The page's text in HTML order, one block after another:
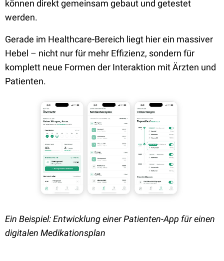
können direkt gemeinsam gebaut und getestet
werden.
Gerade im Healthcare-Bereich liegt hier ein massiver
Hebel – nicht nur für mehr Effizienz, sondern für
komplett neue Formen der Interaktion mit Ärzten und
Patienten.
Ein Beispiel: Entwicklung einer Patienten-App für einen
digitalen Medikationsplan